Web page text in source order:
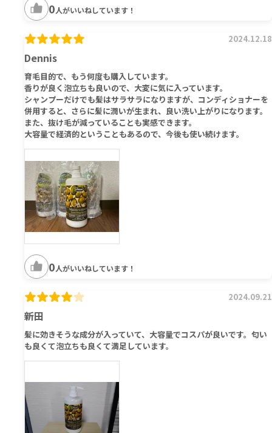
0人がいいねしています！
Dennis
2024.12.18
育毛目的で、もう何度も購入しています。
香りが良く泡立ちも良いので、大変に気に入っています。
シャンプーだけでも髪はサラサラになりますが、コンディショナーを
併用すると、さらに髪に潤いが生まれ、良い洗い上がりになります。
また、抜け毛が減っていることも実感できます。
大容量で経済的ということもあるので、今後も使い続けます。
0人がいいねしています！
新田
2024.09.21
髪に効きそうな成分が入っていて、大容量でコスパが良いです。匂い
も良くて泡立ちも良くて満足しています。